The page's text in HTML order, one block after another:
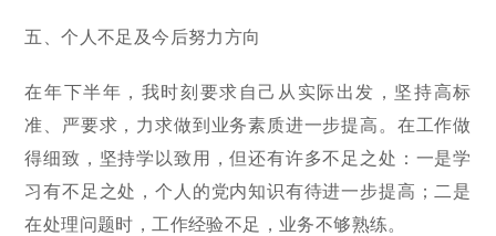
五、个人不足及今后努力方向
在年下半年，我时刻要求自己从实际出发，坚持高标
准、严要求，力求做到业务素质进一步提高。在工作做
得细致，坚持学以致用，但还有许多不足之处：一是学
习有不足之处，个人的党内知识有待进一步提高；二是
在处理问题时，工作经验不足，业务不够熟练。